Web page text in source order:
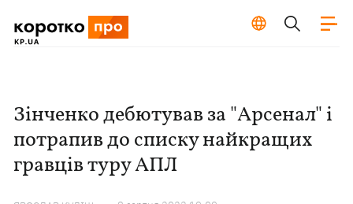
Зінченко дебютував за "Арсенал" і
потрапив до списку найкращих
гравців туру АПЛ